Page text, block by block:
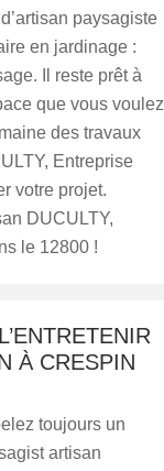
paysagiste
en jardinage :
Il reste prêt à
que vous voulez
des travaux
Entreprise
votre projet.
DUCULTY,
le 12800 !
À CRESPIN
toujours un
artisan